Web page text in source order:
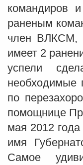
командиров
раненым
член ВЛКСМ,
имеет 2
успели
необходимые
по
помощнице
мая 2012
имя
Самое